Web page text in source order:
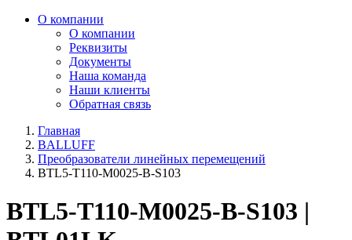
О компании
О компании
Реквизиты
Документы
Наша команда
Наши клиенты
Обратная связь
Главная
BALLUFF
Преобразователи линейных перемещений
BTL5-T110-M0025-B-S103
BTL5-T110-M0025-B-S103 |